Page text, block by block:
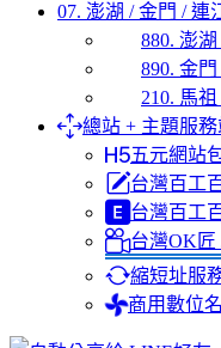
07. 澎湖 / 金門 / 連
880. 澎
890. 金
210. 馬
總站 + 主題服務
五元網站
台灣百工
台灣百工
台灣OK匠
縮短址服
商用數位